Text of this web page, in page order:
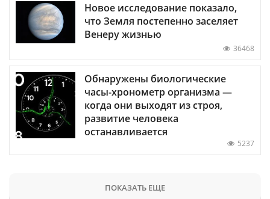
Новое исследование показало,
что Земля постепенно заселяет
Венеру жизнью
36468
Обнаружены биологические
часы-хронометр организма —
когда они выходят из строя,
развитие человека
останавливается
5237
ПОКАЗАТЬ ЕЩЕ